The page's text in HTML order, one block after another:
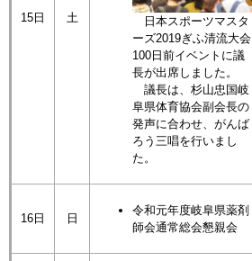
15日 土
日本スポーツマスタ
ーズ2019ぎふ清流大会
100日前イベントに議
長が出席しました。
議長は、杉山忠国岐
阜県体育協会副会長の
発声に合わせ、がんば
ろう三唱を行いまし
た。
16日 日
令和元年度岐阜県薬剤
師会通常総会懇親会